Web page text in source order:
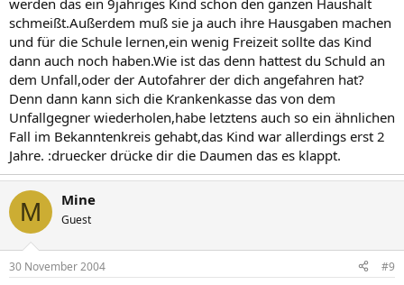
werden das ein 9jähriges Kind schon den ganzen Haushalt
schmeißt.Außerdem muß sie ja auch ihre Hausgaben machen
und für die Schule lernen,ein wenig Freizeit sollte das Kind
dann auch noch haben.Wie ist das denn hattest du Schuld an
dem Unfall,oder der Autofahrer der dich angefahren hat?
Denn dann kann sich die Krankenkasse das von dem
Unfallgegner wiederholen,habe letztens auch so ein ähnlichen
Fall im Bekanntenkreis gehabt,das Kind war allerdings erst 2
Jahre. :druecker drücke dir die Daumen das es klappt.
M Mine
Guest
30 November 2004 #9